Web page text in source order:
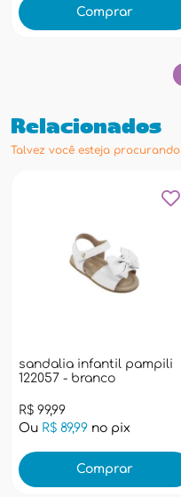
Comprar
Relacionados
Talvez você esteja procurando
sandalia infantil pampili
122057 - branco
R$ 99,99
Ou R$ 89,99 no pix
Comprar